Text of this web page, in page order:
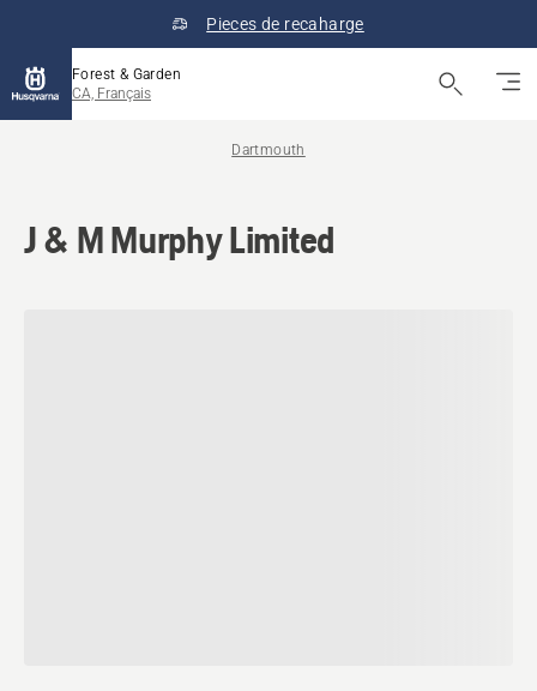
Pieces de recaharge
Forest & Garden
CA, Français
Dartmouth
J & M Murphy Limited